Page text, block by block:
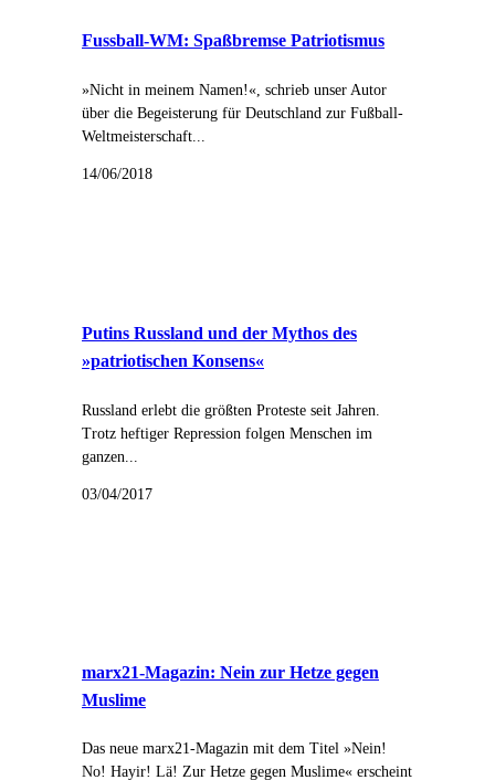
Fussball-WM: Spaßbremse Patriotismus
»Nicht in meinem Namen!«, schrieb unser Autor
über die Begeisterung für Deutschland zur Fußball-
Weltmeisterschaft...
14/06/2018
Putins Russland und der Mythos des
»patriotischen Konsens«
Russland erlebt die größten Proteste seit Jahren.
Trotz heftiger Repression folgen Menschen im
ganzen...
03/04/2017
marx21-Magazin: Nein zur Hetze gegen
Muslime
Das neue marx21-Magazin mit dem Titel »Nein!
No! Hayir! Lä! Zur Hetze gegen Muslime« erscheint